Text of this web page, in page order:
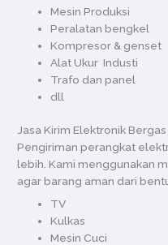
Mesin Produksi
Peralatan bengkel
Kompresor & genset
Alat Ukur Industi
Trafo dan panel
dll
Jasa Kirim Elektronik
Pengiriman perangkat
lebih. Kami menggunakan
agar barang aman dari
TV
Kulkas
Mesin Cuci